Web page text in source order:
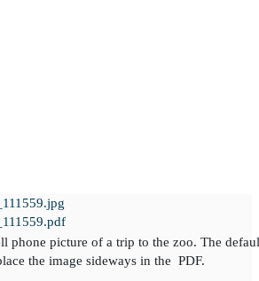
phone picture of a trip to the zoo. The
the image sideways in the PDF.